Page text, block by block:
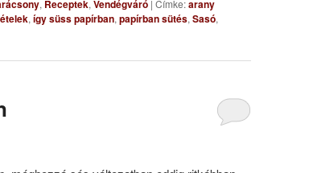
, Receptek,Vendégváró | Címke:arany
,így süss papírban,papírban sütés,Sasó,